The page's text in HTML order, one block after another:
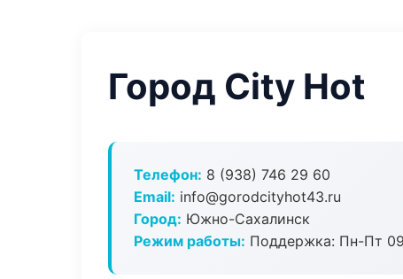
Город City Hot
Телефон: 8 (938) 746 29 60
Email: info@gorodcityhot43.ru
Город: Южно-Сахалинск
Режим работы: Поддержка: Пн-Пт